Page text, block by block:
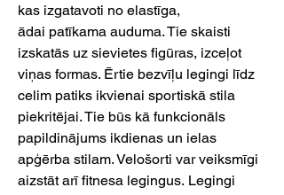
kas izgatavoti no elastīga,
ādai patīkama auduma. Tie skaisti
izskatās uz sievietes figūras, izceļot
viņas formas. Ērtie bezvīļu legingi līdz
celim patiks ikvienai sportiskā stila
piekritējai. Tie būs kā funkcionāls
papildinājums ikdienas un ielas
apģērba stilam. Velošorti var veiksmīgi
aizstāt arī fitnesa legingus. Legingi